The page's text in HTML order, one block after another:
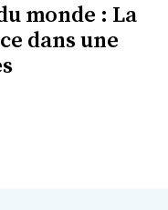
monde : La
dans une